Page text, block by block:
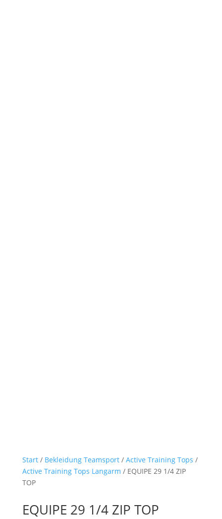
Start/ Bekleidung Teamsport/ Active Training Tops /
Active Training Tops Langarm / EQUIPE 29 1/4 ZIP
TOP
EQUIPE 29 1/4 ZIP TOP